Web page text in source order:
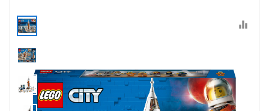
equalizer